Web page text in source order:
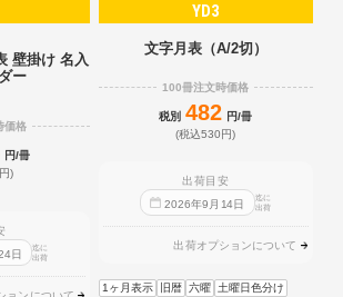
壁掛け 名入
ー
価格
円/冊
)
日
迄に
出荷
YD3
文字月表（A/2切）
100冊注文時価格
税別 482 円/冊
(税込530円)
出荷目安
2026年9 月 14日
迄に
出荷
出荷オプションについて
1ヶ月表示 旧暦 六曜 土曜日色分け